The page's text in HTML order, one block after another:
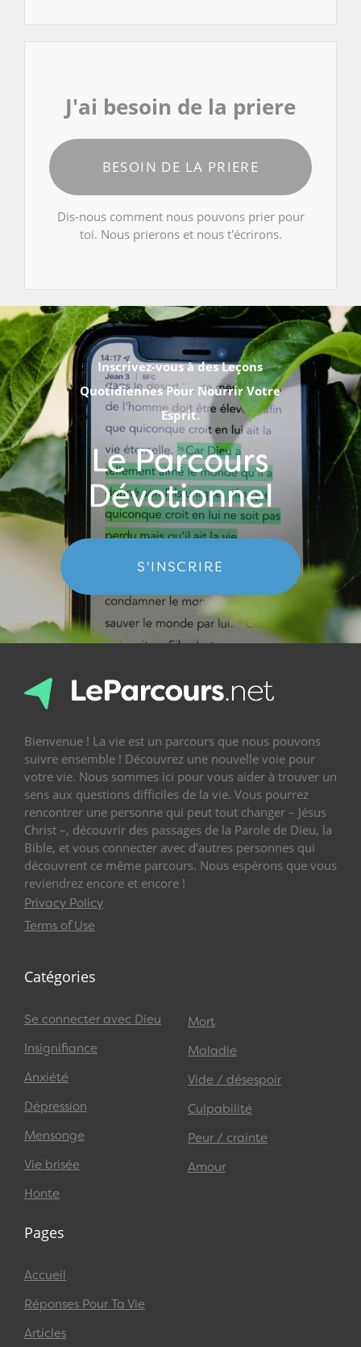
J'ai besoin de la priere
BESOIN DE LA PRIERE
Dis-nous comment nous pouvons prier pour
toi. Nous prierons et nous t'écrirons.
Inscrivez-vous à des Leçons
Quotidiennes Pour Nourrir Votre
Esprit.
Le Parcours
Dévotionnel
S'INSCRIRE
Bienvenue ! La vie est un parcours que nous pouvons
suivre ensemble ! Découvrez une nouvelle voie pour
votre vie. Nous sommes ici pour vous aider à trouver un
sens aux questions difficiles de la vie. Vous pourrez
rencontrer une personne qui peut tout changer – Jésus
Christ –, découvrir des passages de la Parole de Dieu, la
Bible, et vous connecter avec d’autres personnes qui
découvrent ce même parcours. Nous espérons que vous
reviendrez encore et encore !
Privacy Policy
Terms of Use
Catégories
Se connecter avec Dieu
Insignifiance
Anxiété
Dépression
Mensonge
Vie brisée
Honte
Mort
Maladie
Vide / désespoir
Culpabilité
Peur / crainte
Amour
Pages
Accueil
Réponses Pour Ta Vie
Articles